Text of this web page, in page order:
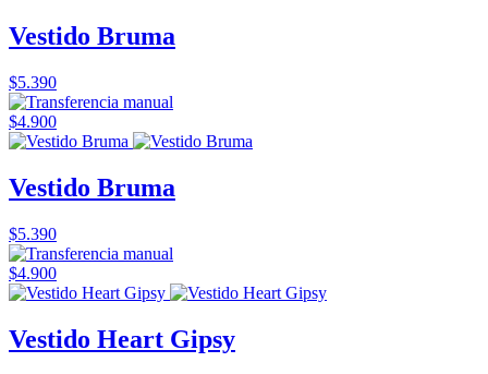
Vestido Bruma
$5.390
$4.900
Vestido Bruma
$5.390
$4.900
Vestido Heart Gipsy